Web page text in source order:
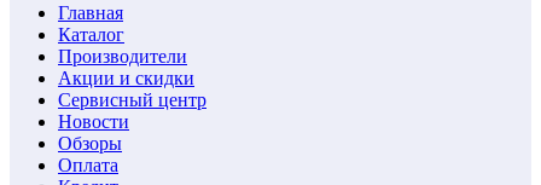
Главная
Каталог
Производители
Акции и скидки
Сервисный центр
Новости
Обзоры
Оплата